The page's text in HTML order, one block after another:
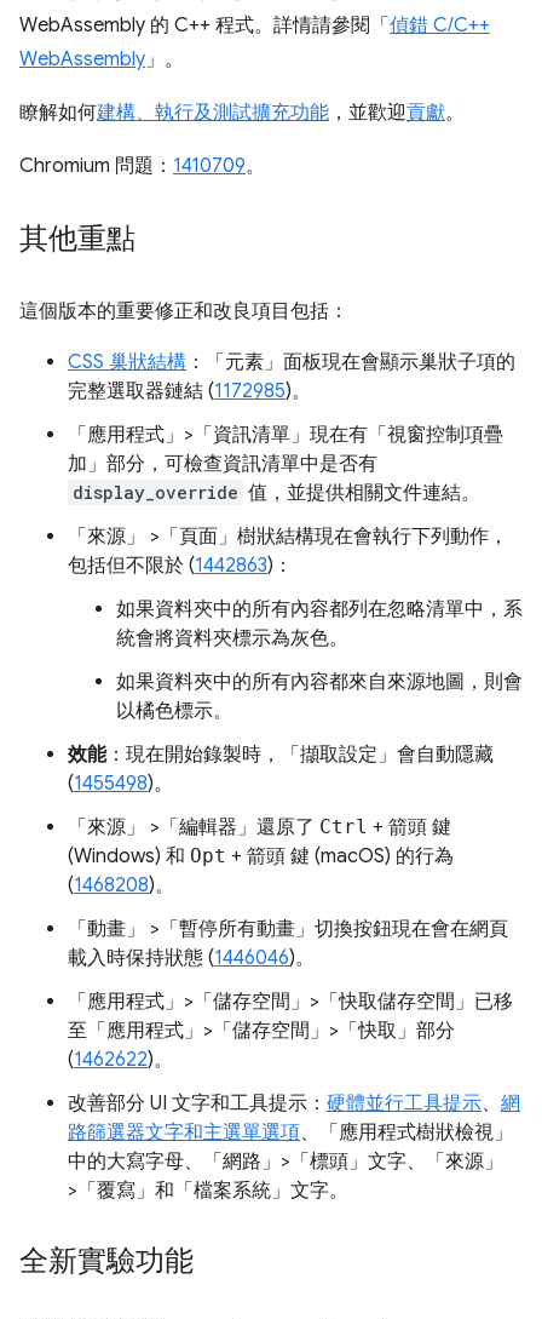
WebAssembly 的 C++ 程式。詳情請參閱「 偵錯 C/C++
WebAssembly」。
瞭解如何建構、執行及測試擴充功能 ，並歡迎貢獻。
Chromium 問題： 1410709。
其他重點
這個版本的重要修正和改良項目包括：
CSS 巢狀結構 ：「元素」 面板現在會顯示巢狀子項的
完整選取器鏈結 (1172985)。
「應用程式」>「資訊清單」現在有「視窗控制項疊
加」部分，可檢查資訊清單中是否有
display_override 值，並提供相關文件連結。
「來源」
>「頁面」 樹狀結構現在會執行下列動作，
包括但不限於 (1442863)：
如果資料夾中的所有內容都列在忽略清單中，系
統會將資料夾標示為灰色。
如果資料夾中的所有內容都來自來源地圖，則會
以橘色標示。
效能：現在開始錄製時，「擷取設定」 會自動隱藏
(1455498)。
「來源」
>「編輯器」 還原了 Ctrl + 箭頭 鍵
(Windows) 和 Opt + 箭頭 鍵 (macOS) 的行為
(1468208)。
「動畫」
>「暫停所有動畫」 切換按鈕現在會在網頁
載入時保持狀態 (1446046)。
「應用程式」>「儲存空間」>「快取儲存空間」 已移
至「應用程式」>「儲存空間」>「快取」部分
(1462622)。
改善部分 UI 文字和工具提示： 硬體並行工具提示、 網
路篩選器文字和主選單選項、「應用程式樹狀檢視」
中的大寫字母、「網路」>「標頭」文字、「來源」
>「覆寫」和「檔案系統」文字。
全新實驗功能